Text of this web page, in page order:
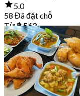
5.0
58 Đã đặt chỗ
Từ฿ 562